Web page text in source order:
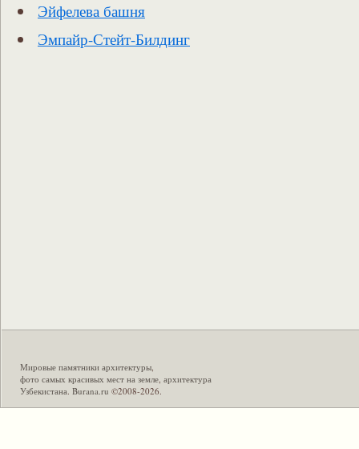
Эйфелева башня
Эмпайр-Стейт-Билдинг
Мировые памятники архитектуры,
фото самых красивых мест на земле, архитектура
Узбекистана. Burana.ru ©2008-2026.